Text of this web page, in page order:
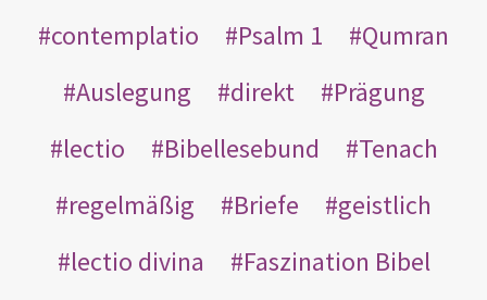
contemplatio
Psalm 1
Qumran
Auslegung
direkt
Prägung
lectio
Bibellesebund
Tenach
regelmäßig
Briefe
geistlich
lectio divina
Faszination Bibel